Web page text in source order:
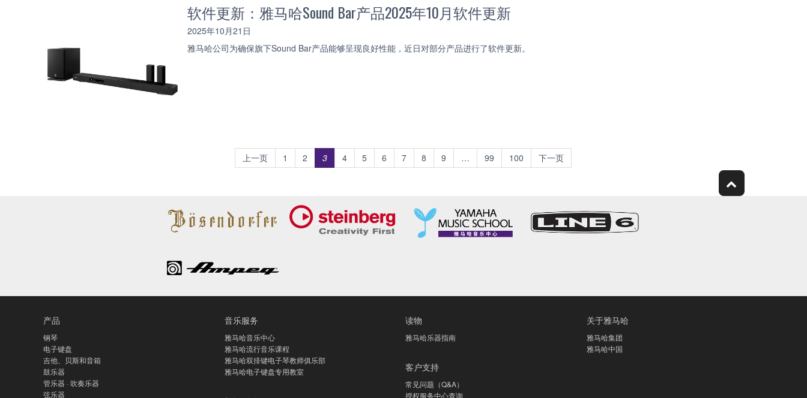
软件更新：雅马哈Sound Bar产品2025年10月软件更新
2025年10月21日
雅马哈公司为确保旗下Sound Bar产品能够呈现良好性能，近日对部分产品进行了软件更新。
上一页 1 2 3 4 5 6 7 8 9 … 99 100 下一页
产品
钢琴
电子键盘
吉他、贝斯和音箱
鼓乐器
管乐器 · 吹奏乐器
弦乐器
音乐服务
雅马哈音乐中心
雅马哈流行音乐课程
雅马哈双排键电子琴教师俱乐部
雅马哈电子键盘专用教室
读物
雅马哈乐器指南
客户支持
常见问题（Q&A）
授权服务中心查询
关于雅马哈
雅马哈集团
雅马哈中国